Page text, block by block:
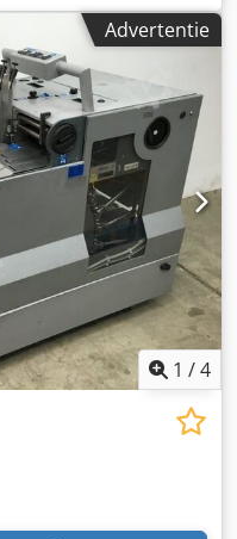
Advertentie
1 /4